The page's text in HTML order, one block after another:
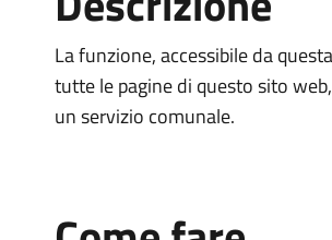
La funzione, accessibile da
tutte le pagine di questo sito
un servizio comunale.